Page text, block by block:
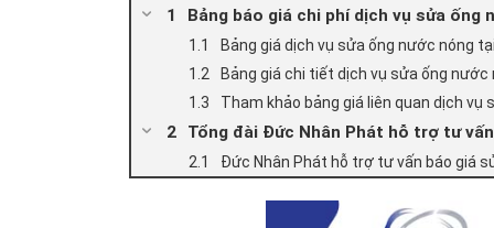
Bảng báo giá chi phí dịch vụ sửa ống
Bảng giá dịch vụ sửa ống nước nóng
Bảng giá chi tiết dịch vụ sửa ống
Tham khảo bảng giá liên quan dịch
Tổng đài Đức Nhân Phát hỗ trợ tư
Đức Nhân Phát hỗ trợ tư vấn báo giá